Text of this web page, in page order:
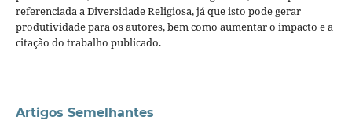
referenciada a Diversidade Religiosa, já que isto pode gerar
produtividade para os autores, bem como aumentar o impacto e a
citação do trabalho publicado.
Artigos Semelhantes